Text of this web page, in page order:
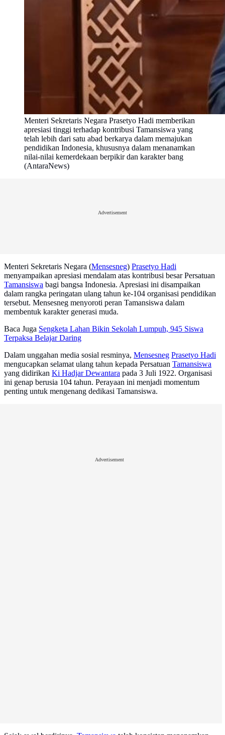
Menteri Sekretaris Negara Prasetyo Hadi memberikan
apresiasi tinggi terhadap kontribusi Tamansiswa yang
telah lebih dari satu abad berkarya dalam memajukan
pendidikan Indonesia, khususnya dalam menanamkan
nilai-nilai kemerdekaan berpikir dan karakter bang
(AntaraNews)
Advertisement
Menteri Sekretaris Negara (Mensesneg) Prasetyo Hadi
menyampaikan apresiasi mendalam atas kontribusi besar Persatuan
Tamansiswa bagi bangsa Indonesia. Apresiasi ini disampaikan
dalam rangka peringatan ulang tahun ke-104 organisasi pendidikan
tersebut. Mensesneg menyoroti peran Tamansiswa dalam
membentuk karakter generasi muda.
Baca Juga Sengketa Lahan Bikin Sekolah Lumpuh, 945 Siswa
Terpaksa Belajar Daring
Dalam unggahan media sosial resminya, Mensesneg Prasetyo Hadi
mengucapkan selamat ulang tahun kepada Persatuan Tamansiswa
yang didirikan Ki Hadjar Dewantara pada 3 Juli 1922. Organisasi
ini genap berusia 104 tahun. Perayaan ini menjadi momentum
penting untuk mengenang dedikasi Tamansiswa.
Advertisement